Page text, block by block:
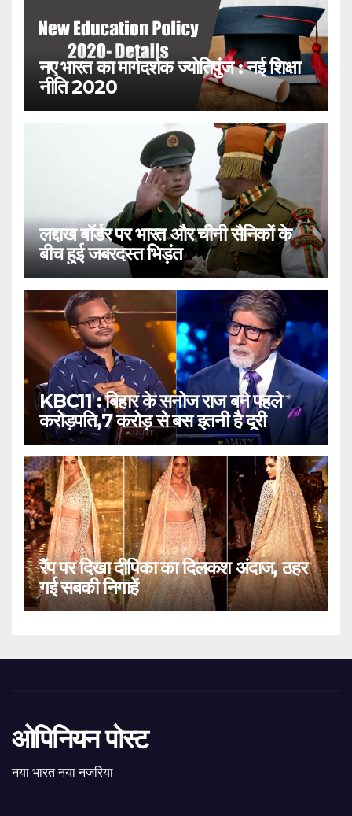
नए भारत का मार्गदर्शक ज्योतिपुंज : नई शिक्षा
नीति 2020
लद्दाख बॉर्डर पर भारत और चीनी सैनिकों के
बीच हुई जबरदस्त भिड़ंत
KBC11 : बिहार के सनोज राज बने पहले
करोड़पति,7 करोड़ से बस इतनी है दूरी
रैंप पर दिखा दीपिका का दिलकश अंदाज, ठहर
गई सबकी निगाहें
ओपिनियन पोस्ट
नया भारत नया नजरिया